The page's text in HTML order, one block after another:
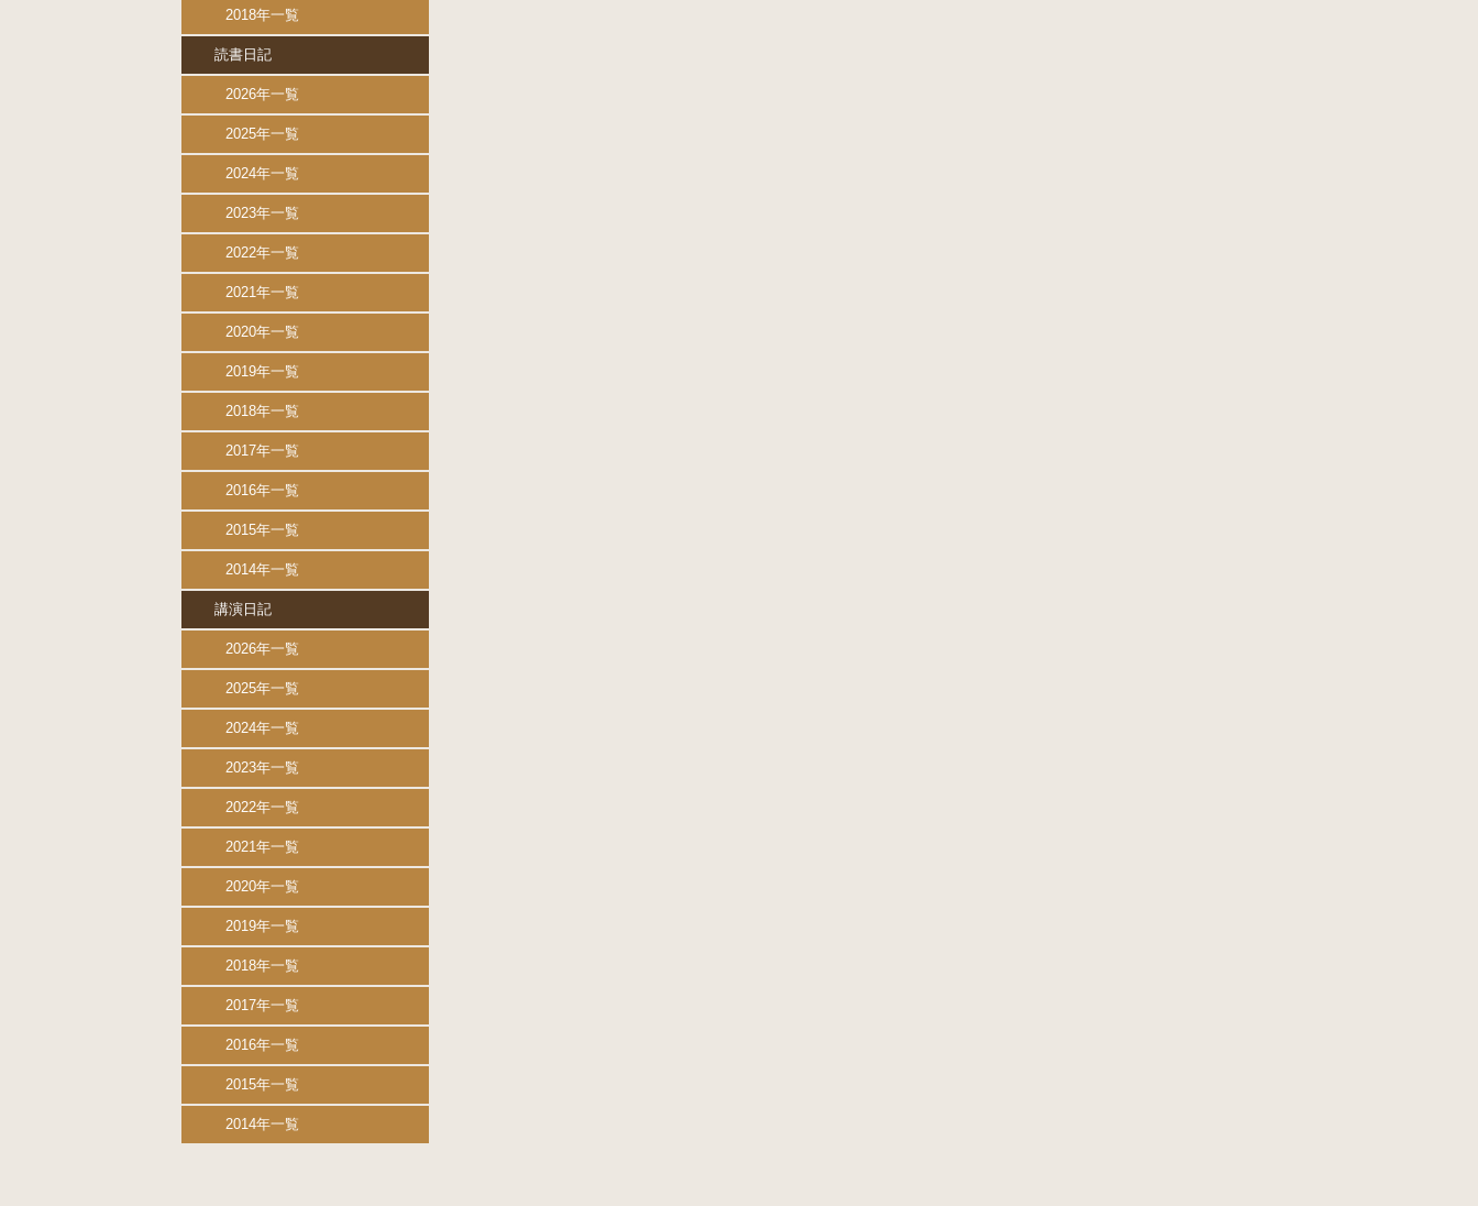
2018年一覧
読書日記
2026年一覧
2025年一覧
2024年一覧
2023年一覧
2022年一覧
2021年一覧
2020年一覧
2019年一覧
2018年一覧
2017年一覧
2016年一覧
2015年一覧
2014年一覧
講演日記
2026年一覧
2025年一覧
2024年一覧
2023年一覧
2022年一覧
2021年一覧
2020年一覧
2019年一覧
2018年一覧
2017年一覧
2016年一覧
2015年一覧
2014年一覧